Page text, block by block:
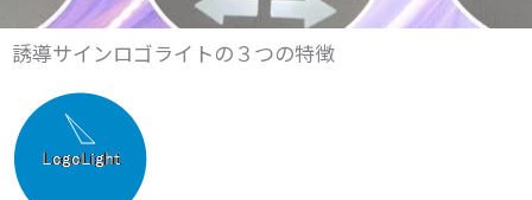
誘導サインロゴライトの３つの特徴